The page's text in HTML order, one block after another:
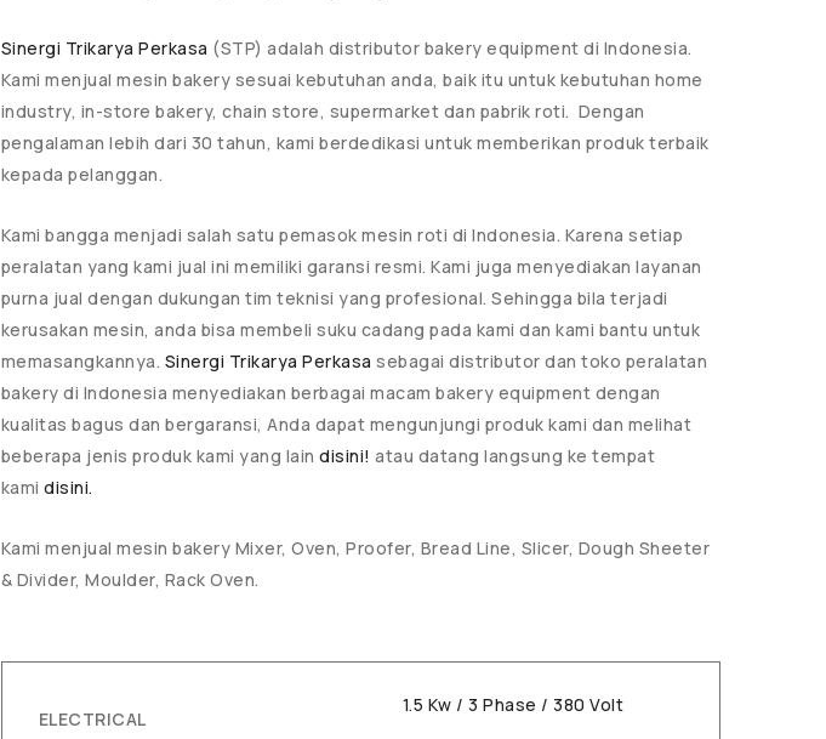
Sinergi Trikarya Perkasa (STP) adalah distributor bakery equipment di Indonesia.
Kami menjual mesin bakery sesuai kebutuhan anda, baik itu untuk kebutuhan home
industry, in-store bakery, chain store, supermarket dan pabrik roti. Dengan
pengalaman lebih dari 30 tahun, kami berdedikasi untuk memberikan produk terbaik
kepada pelanggan.
Kami bangga menjadi salah satu pemasok mesin roti di Indonesia. Karena setiap
peralatan yang kami jual ini memiliki garansi resmi. Kami juga menyediakan layanan
purna jual dengan dukungan tim teknisi yang profesional. Sehingga bila terjadi
kerusakan mesin, anda bisa membeli suku cadang pada kami dan kami bantu untuk
memasangkannya. Sinergi Trikarya Perkasa sebagai distributor dan toko peralatan
bakery di Indonesia menyediakan berbagai macam bakery equipment dengan
kualitas bagus dan bergaransi, Anda dapat mengunjungi produk kami dan melihat
beberapa jenis produk kami yang lain disini! atau datang langsung ke tempat
kami disini.
Kami menjual mesin bakery Mixer, Oven, Proofer, Bread Line, Slicer, Dough Sheeter
& Divider, Moulder, Rack Oven.
ELECTRICAL
1.5 Kw / 3 Phase / 380 Volt